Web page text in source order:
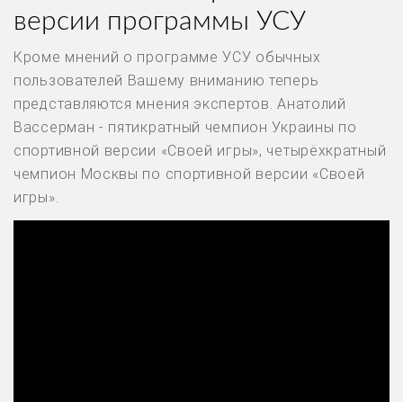
версии программы УСУ
Кроме мнений о программе УСУ обычных
пользователей Вашему вниманию теперь
представляются мнения экспертов. Анатолий
Вассерман - пятикратный чемпион Украины по
спортивной версии «Своей игры», четырёхкратный
чемпион Москвы по спортивной версии «Своей
игры».